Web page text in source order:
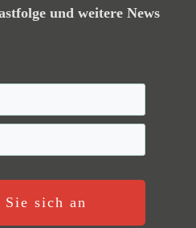
und weitere News
Sie sich an